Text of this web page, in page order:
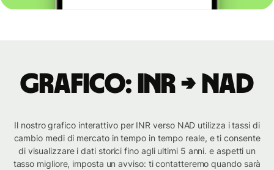
Grafico: INR → NAD
Il nostro grafico interattivo per INR verso NAD utilizza i tassi di
cambio medi di mercato in tempo in tempo reale, e ti consente
di visualizzare i dati storici fino agli ultimi 5 anni. e aspetti un
tasso migliore, imposta un avviso: ti contatteremo quando sarà